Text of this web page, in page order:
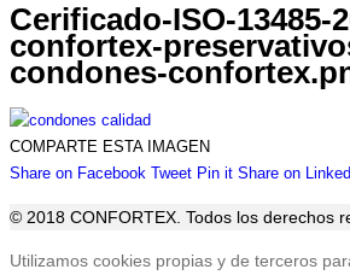
Cerificado-ISO-13485-
confortex-
condones-
COMPARTE ESTA IMAGEN
Share on Facebook Share
Facebook
TweetShare
Twitter
Pin itShare
Pinterest
Share on
© 2018 CONFORTEX. Todos los derechos
IrUtilizamos cookies propias y de terceros